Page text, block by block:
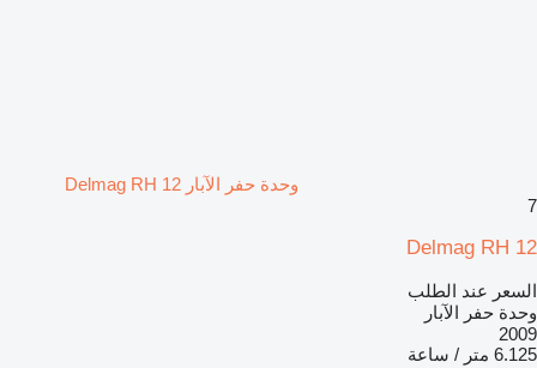
وحدة حفر الآبار Delmag RH 12
7
Delmag RH 12
السعر عند الطلب
وحدة حفر الآبار
2009
6.125 متر / ساعة